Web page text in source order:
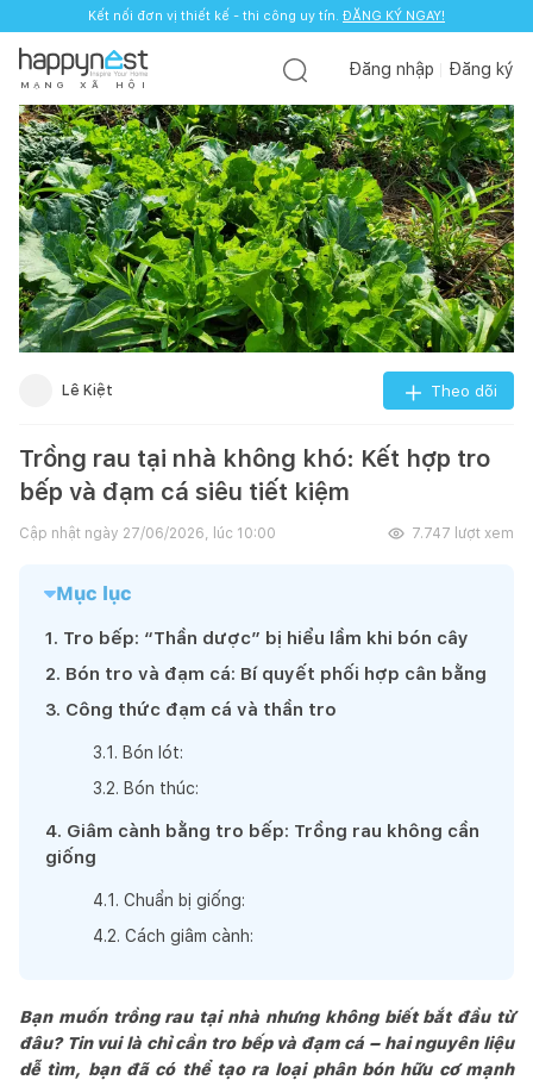
Kết nối đơn vị thiết kế - thi công uy tín. ĐĂNG KÝ NGAY!
M Ạ N G X Ã H Ộ I
Đăng nhập Đăng ký
Lê Kiệt Theo dõi
Trồng rau tại nhà không khó: Kết hợp tro
bếp và đạm cá siêu tiết kiệm
Cập nhật ngày 27/06/2026, lúc 10:00 7.747 lượt xem
Mục lục
1. Tro bếp: “Thần dược” bị hiểu lầm khi bón cây
2. Bón tro và đạm cá: Bí quyết phối hợp cân bằng
3. Công thức đạm cá và thần tro
3.1 . Bón lót:
3.2. Bón thúc:
4. Giâm cành bằng tro bếp: Trồng rau không cần
giống
4.1 . Chuẩn bị giống:
4.2. Cách giâm cành:
Bạn muốn trồng rau tại nhà nhưng không biết bắt đầu từ
đâu? Tin vui là chỉ cần tro bếp và đạm cá – hai nguyên liệu
dễ tìm, bạn đã có thể tạo ra loại phân bón hữu cơ mạnh